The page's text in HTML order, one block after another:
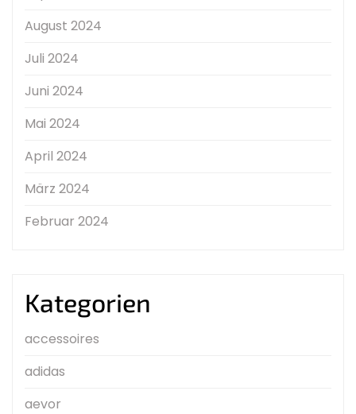
August 2024
Juli 2024
Juni 2024
Mai 2024
April 2024
März 2024
Februar 2024
Kategorien
accessoires
adidas
aevor